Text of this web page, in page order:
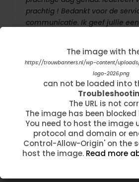
prachtig ! Bedankt voor de
communicatie. Ik geef jullie een
carolien van arnhem
"Ik ben 2 dagen geleden
geholpen en met veel geduld.
vandaag binnengekomen en
dan ik verwachtte. Prachtig!
The image with
https://trouwbanners.nl/wp-content/
bg.jpg
can not be loaded into
The URL is not
The image has been blocked
You need to host the image
protocol and domain or
Control-Allow-Origin' on the
host the image. Read more
The image with
https://trouwbanners.nl/wp-content/
logo-2026.png
can not be loaded into
The URL is not
The image has been blocked
You need to host the image
protocol and domain or
Control-Allow-Origin' on the
host the image. Read more